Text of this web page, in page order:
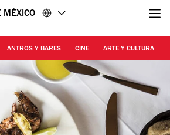
MÉXICO
ANTROS Y BARES CINE ARTE Y CULTURA